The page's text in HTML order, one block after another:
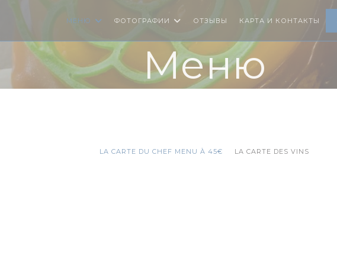
МЕНЮ ФОТОГРАФИИ ОТЗЫВЫ КАРТА И КОНТАКТЫ
Меню
LA CARTE DU CHEF MENU À 45€ LA CARTE DES VINS